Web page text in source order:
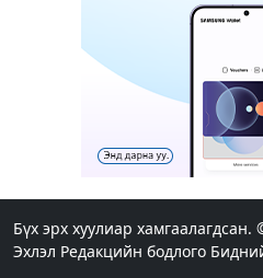
тавихыг үүрэгдэв
Тарвас ачих ажилд
настай охиныг 7
15 цагийн өмнө 2
цуцлах хүртэл арга
15 цагийн өмнө 4
Бүх эрх хуулиар
Эхлэл Редакцийн бодлого